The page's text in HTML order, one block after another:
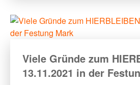
Viele Gründe zum
13.11.2021 in der